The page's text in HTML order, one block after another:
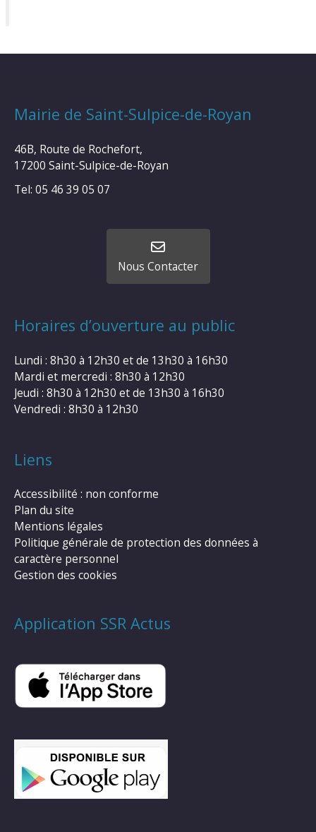
Mairie de Saint-Sulpice-de-Royan
46B, Route de Rochefort,
17200 Saint-Sulpice-de-Royan
Tel: 05 46 39 05 07
Nous Contacter
Horaires d’ouverture au public
Lundi : 8h30 à 12h30 et de 13h30 à 16h30
Mardi et mercredi : 8h30 à 12h30
Jeudi : 8h30 à 12h30 et de 13h30 à 16h30
Vendredi : 8h30 à 12h30
Liens
Accessibilité : non conforme
Plan du site
Mentions légales
Politique générale de protection des données à
caractère personnel
Gestion des cookies
Application SSR Actus